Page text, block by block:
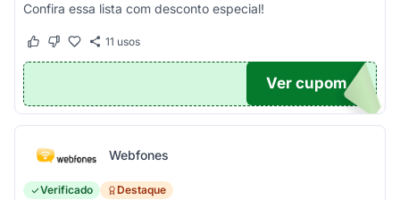
Confira essa lista com desconto especial!
Este cupom funcionou
Este cupom não funcionou
11 usos
OFF
Ver cupom
Webfones
Verificado Destaque